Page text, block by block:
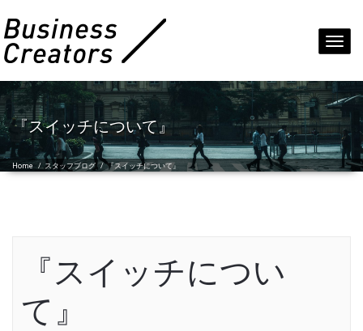
『スイッチについて』
Home / スタッフブログ /『スイッチについて』
『スイッチについ
て』